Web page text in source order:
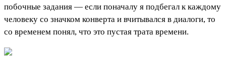
побочные задания — если поначалу я подбегал к каждому
человеку со значком конверта и вчитывался в диалоги, то
со временем понял, что это пустая трата времени.